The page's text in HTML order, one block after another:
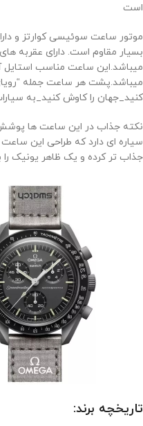
است
موتور ساعت سوئیسی کوارتز و
بسیار مقاوم است. دارای عقربه
میباشد.این ساعت مناسب استایل
میباشد.پشت هر ساعت جمله
کنید_جهان را کاوش کنید_به
نکته جذاب در این ساعت ها
سیاره ای دارد که طراحی این
جذاب تر کرده و یک ظاهر یونیک
تاریخچه برند: